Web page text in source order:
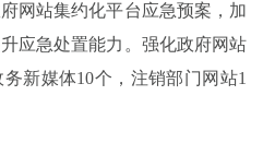
网站集约化平台应急预案， 加
应急处置能力。强化政府网站
务新媒体10个，注销部门网站1